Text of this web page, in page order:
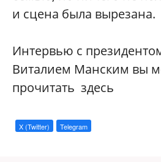
и сцена была вырезана.
Интервью с
Виталием Манским вы
прочитать здесь
X (Twitter) Telegram